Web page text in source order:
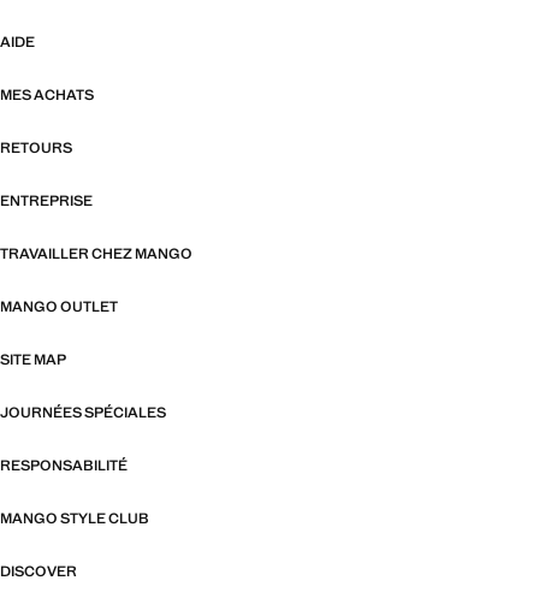
AIDE
MES ACHATS
RETOURS
ENTREPRISE
TRAVAILLER CHEZ MANGO
MANGO OUTLET
SITE MAP
JOURNÉES SPÉCIALES
RESPONSABILITÉ
MANGO STYLE CLUB
DISCOVER